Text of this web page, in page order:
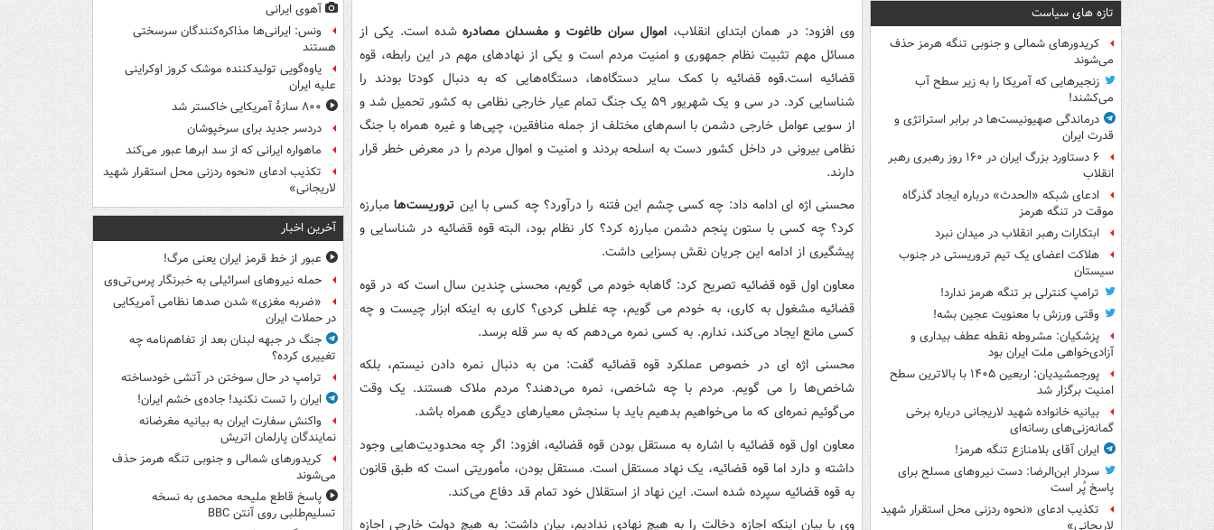
تازه های سیاست
کریدورهای شمالی و جنوبی تنگه هرمز حذف
می‌شوند
زنجیرهایی که آمریکا را به زیر سطح آب
می‌کشند!
درماندگی صهیونیست‌ها در برابر استراتژی و
قدرت ایران
۶ دستاورد بزرگ ایران در ۱۶۰ روز رهبری رهبر
انقلاب
ادعای شبکه «الحدث» درباره ایجاد گذرگاه
موقت در تنگه هرمز
ابتکارات رهبر انقلاب در میدان نبرد
هلاکت اعضای یک تیم تروریستی در جنوب
سیستان
ترامپ کنترلی بر تنگه هرمز ندارد!
وقتی ورزش با معنویت عجین بشه!
پزشکیان: مشروطه نقطه عطف بیداری و
آزادی‌خواهی ملت ایران بود
پورجمشیدیان: اربعین ۱۴۰۵ با بالاترین سطح
امنیت برگزار شد
بیانیه خانواده شهید لاریجانی درباره برخی
گمانه‌زنی‌های رسانه‌ای
ایران آقای بلامنازع تنگه هرمز!
سردار ابن‌الرضا: دست نیروهای مسلح برای
پاسخ پُر است
تکذیب ادعای «نحوه ردزنی محل استقرار شهید
لاریجانی»
وی افزود: در همان ابتدای انقلاب، اموال سران طاغوت و مفسدان مصادرهشده است. یکی از
مسائل مهم تثبیت نظام جمهوری و امنیت مردم است و یکی از نهادهای مهم در این رابطه، قوه
قضائیه است.قوه قضائیه با کمک سایر دستگاه‌ها، دستگاه‌هایی که به دنبال کودتا بودند را
شناسایی کرد. در سی و یک شهریور ۵۹ یک جنگ تمام عیار خارجی نظامی به کشور تحمیل شد و
از سویی عوامل خارجی دشمن با اسم‌های مختلف از جمله منافقین، چپی‌ها و غیره همراه با جنگ
نظامی بیرونی در داخل کشور دست به اسلحه بردند و امنیت و اموال مردم را در معرض خطر قرار
دارند.
محسنی اژه ای ادامه داد: چه کسی چشم این فتنه را درآورد؟ چه کسی با این تروریست‌هامبارزه
کرد؟ چه کسی با ستون پنجم دشمن مبارزه کرد؟ کار نظام بود، البته قوه قضائیه در شناسایی و
پیشگیری از ادامه این جریان نقش بسزایی داشت.
معاون اول قوه قضائیه تصریح کرد: گاهابه خودم می گویم، محسنی چندین سال است که در قوه
قضائیه مشغول به کاری، به خودم می گویم، چه غلطی کردی؟ کاری به اینکه ابزار چیست و چه
کسی مانع ایجاد می‌کند، ندارم. به کسی نمره می‌دهم که به سر قله برسد.
محسنی اژه ای در خصوص عملکرد قوه قضائیه گفت: من به دنبال نمره دادن نیستم، بلکه
شاخص‌ها را می گویم. مردم با چه شاخصی، نمره می‌دهند؟ مردم ملاک هستند. یک وقت
می‌گوئیم نمره‌ای که ما می‌خواهیم بدهیم باید با سنجش معیارهای دیگری همراه باشد.
معاون اول قوه قضائیه با اشاره به مستقل بودن قوه قضائیه، افزود: اگر چه محدودیت‌هایی وجود
داشته و دارد اما قوه قضائیه، یک نهاد مستقل است. مستقل بودن، مأموریتی است که طبق قانون
به قوه قضائیه سپرده شده است. این نهاد از استقلال خود تمام قد دفاع می‌کند.
وی با بیان اینکه اجازه دخالت را به هیچ نهادی ندادیم، بیان داشت: به هیچ دولت خارجی اجازه
آهوی ایرانی
ونس: ایرانی‌ها مذاکره‌کنندگان سرسختی
هستند
یاوه‌گویی تولیدکننده موشک کروز اوکراینی
علیه ایران
۸۰۰ سازۀ آمریکایی خاکستر شد
دردسر جدید برای سرخپوشان
ماهواره ایرانی که از سد ابرها عبور می‌کند
تکذیب ادعای «نحوه ردزنی محل استقرار شهید
لاریجانی»
آخرین اخبار
عبور از خط قرمز ایران یعنی مرگ!
حمله نیروهای اسرائیلی به خبرنگار پرس‌تی‌وی
«ضربه مغزی» شدن صدها نظامی آمریکایی
در حملات ایران
جنگ در جبهه لبنان بعد از تفاهم‌نامه چه
تغییری کرده؟
ترامپ در حال سوختن در آتشی خودساخته
ایران را تست نکنید! جاده‌ی خشم ایران!
واکنش سفارت ایران به بیانیه مغرضانه
نمایندگان پارلمان اتریش
کریدورهای شمالی و جنوبی تنگه هرمز حذف
می‌شوند
پاسخ قاطع ملیحه محمدی به نسخه
تسلیم‌طلبی روی آنتن BBC